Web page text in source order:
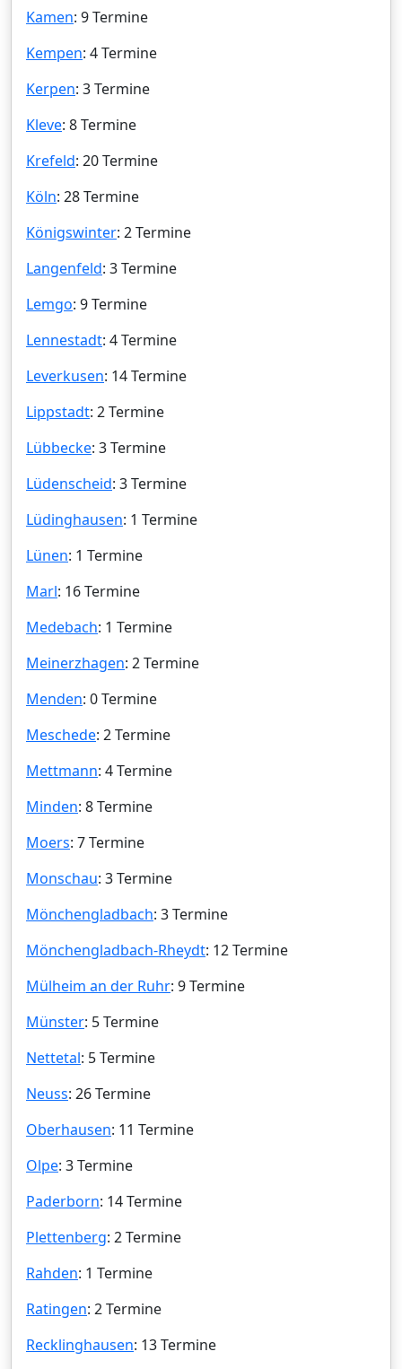
Kamen: 9 Termine
Kempen: 4 Termine
Kerpen: 3 Termine
Kleve: 8 Termine
Krefeld: 20 Termine
Köln: 28 Termine
Königswinter: 2 Termine
Langenfeld: 3 Termine
Lemgo: 9 Termine
Lennestadt: 4 Termine
Leverkusen: 14 Termine
Lippstadt: 2 Termine
Lübbecke: 3 Termine
Lüdenscheid: 3 Termine
Lüdinghausen: 1 Termine
Lünen: 1 Termine
Marl: 16 Termine
Medebach: 1 Termine
Meinerzhagen: 2 Termine
Menden: 0 Termine
Meschede: 2 Termine
Mettmann: 4 Termine
Minden: 8 Termine
Moers: 7 Termine
Monschau: 3 Termine
Mönchengladbach: 3 Termine
Mönchengladbach-Rheydt: 12 Termine
Mülheim an der Ruhr: 9 Termine
Münster: 5 Termine
Nettetal: 5 Termine
Neuss: 26 Termine
Oberhausen: 11 Termine
Olpe: 3 Termine
Paderborn: 14 Termine
Plettenberg: 2 Termine
Rahden: 1 Termine
Ratingen: 2 Termine
Recklinghausen: 13 Termine